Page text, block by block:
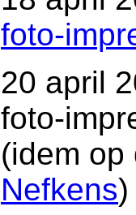
foto-
20 april
foto-
(idem
Nefkens